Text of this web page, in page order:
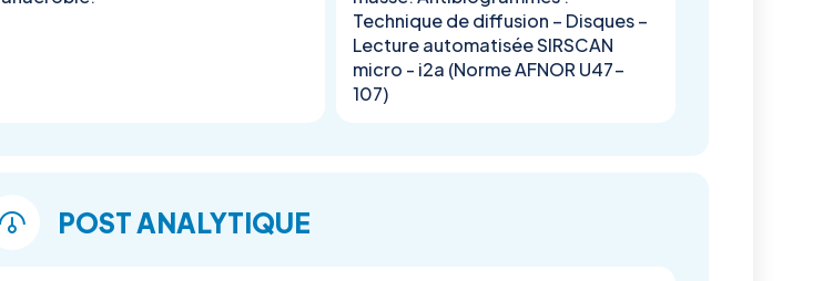
Technique de diffusion – Disques –
Lecture automatisée SIRSCAN
micro - i2a (Norme AFNOR U47-
107)
POST ANALYTIQUE